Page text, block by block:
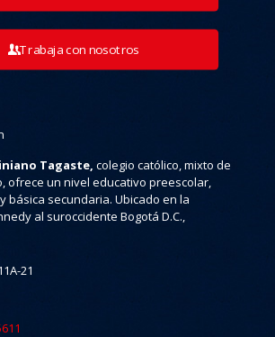
Trabaja con nosotros
Tagaste, colegio católico, mixto de
ofrece un nivel educativo preescolar,
básica secundaria. Ubicado en la
al suroccidente Bogotá D.C.,
21